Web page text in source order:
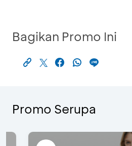
Bagikan Promo Ini
Promo Serupa